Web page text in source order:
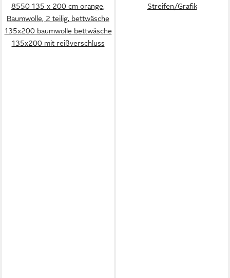
8550 135 x 200 cm orange,
Baumwolle, 2 teilig, bettwäsche
135x200 baumwolle bettwäsche
135x200 mit reißverschluss
Streifen/Grafik